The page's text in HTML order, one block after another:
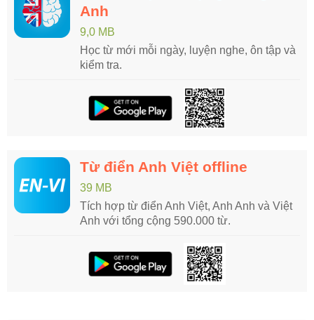
Anh
9,0 MB
Học từ mới mỗi ngày, luyện nghe, ôn tập và
kiểm tra.
Từ điển Anh Việt offline
39 MB
Tích hợp từ điển Anh Việt, Anh Anh và Việt
Anh với tổng cộng 590.000 từ.